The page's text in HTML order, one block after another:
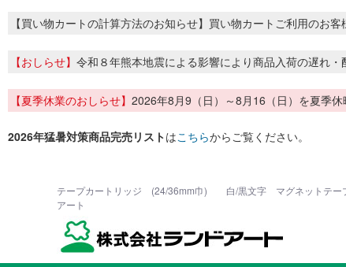
【買い物カートの計算方法のお知らせ】買い物カートご利用のお客
【おしらせ】 令和８年熊本地震による影響により商品入荷の遅れ
【夏季休業のおしらせ】 2026年8月9（日）～8月16（日）を夏季
2026年猛暑対策商品完売リストはこちらからご覧ください。
テープカートリッジ (24/36mm巾) 白/黒文字 マグネットテープ
アート